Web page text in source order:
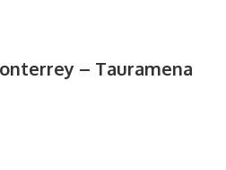
– Tauramena